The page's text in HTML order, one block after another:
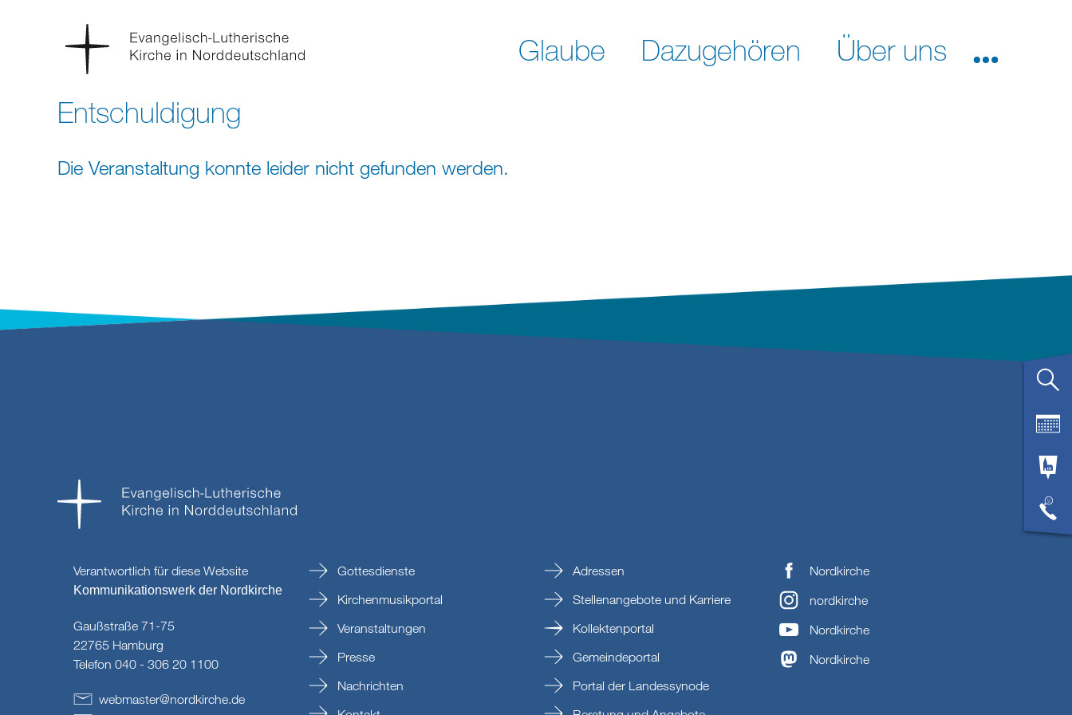
Glaube Dazugehören
Über uns
Entschuldigung
Die Veranstaltung konnte leider nicht gefunden werden.
Verantwortlich für diese Website
Kommunikationswerk der Nordkirche
Gaußstraße 71-75
22765 Hamburg
Telefon 040 - 306 20 1100
webmaster@nordkirche.de
Gottesdienste
Kirchenmusikportal
Veranstaltungen
Presse
Nachrichten
Adressen
Stellenangebote und Karriere
Kollektenportal
Gemeindeportal
Portal der Landessynode
Nordkirche
nordkirche
Nordkirche
Nordkirche